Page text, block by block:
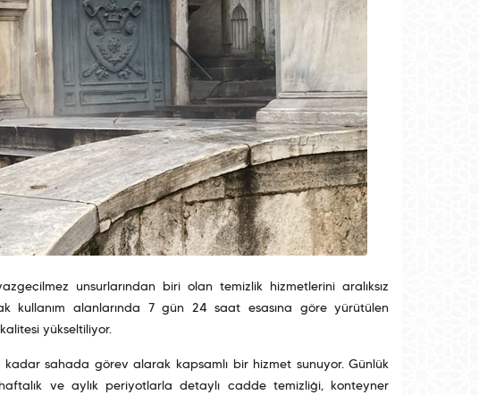
unsurlarından biri olan temizlik hizmetlerini aralıksız
kullanım alanlarında 7 gün 24 saat esasına göre yürütülen
yükseltiliyor.
sahada görev alarak kapsamlı bir hizmet sunuyor. Günlük
ve aylık periyotlarla detaylı cadde temizliği, konteyner